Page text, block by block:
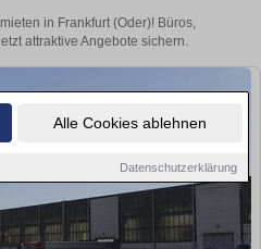
Alle Cookies ablehnen
Datenschutzerklärung
in Frankfurt (Oder)! Büros,
attraktive Angebote sichern.